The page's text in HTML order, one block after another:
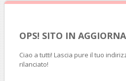
OPS! SITO IN
Ciao a tutti! Lascia pure il tuo
rilanciato!